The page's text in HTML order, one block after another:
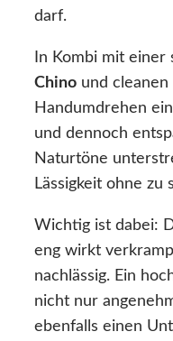
darf.
In Kombi mit einer
Chino und
Handumdrehen
und dennoch
Naturtöne
Lässigkeit ohne zu
Wichtig ist dabei:
eng wirkt
nachlässig. Ein
nicht nur
ebenfalls einen